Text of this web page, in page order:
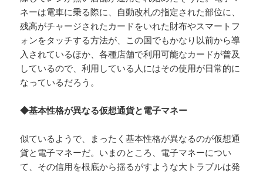
ネーは電車に乗る際に、自動改札の指定された部位に、
残高がチャージされたカードをいれた財布やスマートフ
ォンをタッチする方法が、この国でもかなり以前から導
入されているほか、各種店舗で利用可能なカードが普及
しているので、利用している人にはその使用が日常的に
なっているだろう。
◆基本性格が異なる仮想通貨と電子マネー
似ているようで、まったく基本性格が異なるのが仮想通
貨と電子マネーだ。いまのところ、電子マネーについ
て、その信用を根底から揺るがすような大トラブルは発